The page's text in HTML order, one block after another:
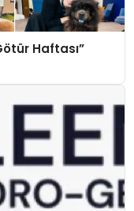
Haftası”